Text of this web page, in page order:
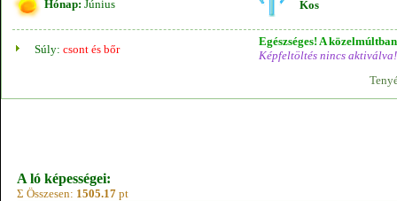
Hónap: Június Kos
Súly: csont és bőr
Egészséges! A
Képfeltöltés nincs aktiválva!
A ló képességei:
Σ Összesen: 1505.17 pt